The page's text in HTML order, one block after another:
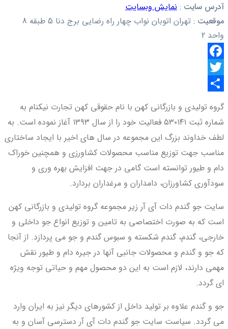
آدرس سایت : نمایش وبسایت
موقعیت :
تهران اتوبان نواب چهار راه رضایی برج دنا 5 طبقه 8
واحد 2
Facebook
Twitter
اشتراک
گذاری
گروه تولیدی و بازرگانی کهن با نام حقوقی کهن تجارت نیکنام به
شماره ثبت ۵۳۰۱۴۱ فعالیت خود را از سال ۱۳۹۳ آغاز نموده است. به
لطف خداوند بزرگ این مجموعه در سال های اخیر با ایجاد ساختاری
مناسب جهت توزیع مناسب محصولات کشاورزی و همچنین خوراک
دام و طیور توانسته است گامی در جهت افزایش بهره وری و
سودآوری کشاورزان، دامداران و مرغداران بردارد.
سایت جو گندم دات آی آر زیر مجموعه گروه تولیدی و بازرگانی کهن
است که به صورت اختصاصی به تامین و توزیع انواع جو داخلی و
خارجی، گندم، گندم شکسته و سبوس گندم و جو می پردازد. از آنجا
که جو و گندم و محصولات جانبی آنها در جیره دام و طیور نقش
مهمی دارند، لازم است به این دو محصول مهم و حیاتی توجه ویژه
ای گردد.
جو و گندم علاوه بر تولید داخل از کشورهای دیگر نیز به ایران وارد
می گردد. سیاست سایت جو گندم دات آی آر دسترسی آسان و به